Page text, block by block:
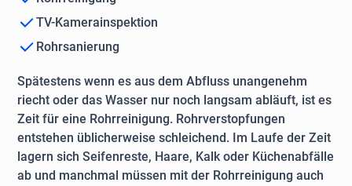
TV-Kamerainspektion
Rohrsanierung
Spätestens wenn es aus dem Abfluss unangenehm
riecht oder das Wasser nur noch langsam abläuft, ist es
Zeit für eine Rohrreinigung. Rohrverstopfungen
entstehen üblicherweise schleichend. Im Laufe der Zeit
lagern sich Seifenreste, Haare, Kalk oder Küchenabfälle
ab und manchmal müssen mit der Rohrreinigung auch